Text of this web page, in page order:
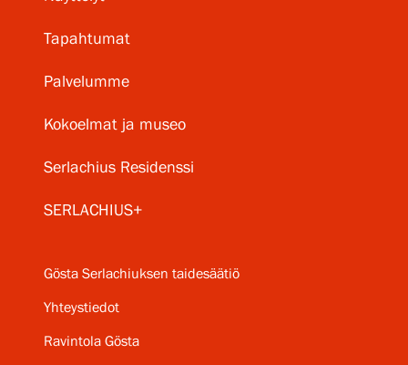
Tapahtumat
Palvelumme
Kokoelmat ja museo
Serlachius Residenssi
SERLACHIUS+
Gösta Serlachiuksen taidesäätiö
Yhteystiedot
Ravintola Gösta